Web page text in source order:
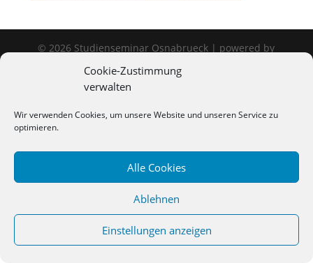
Cookie-Zustimmung
verwalten
Wir verwenden Cookies, um unsere Website und unseren Service zu
optimieren.
Alle Cookies
Ablehnen
Einstellungen anzeigen
© 2026 Studienseminar Osnabrueck | powered by
wordpress